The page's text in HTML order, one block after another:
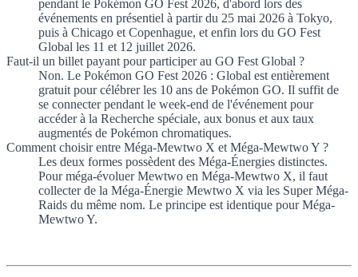
pendant le Pokémon GO Fest 2026, d'abord lors des
événements en présentiel à partir du 25 mai 2026 à Tokyo,
puis à Chicago et Copenhague, et enfin lors du GO Fest
Global les 11 et 12 juillet 2026.
Faut-il un billet payant pour participer au GO Fest Global ?
Non. Le Pokémon GO Fest 2026 : Global est entièrement
gratuit pour célébrer les 10 ans de Pokémon GO. Il suffit de
se connecter pendant le week-end de l'événement pour
accéder à la Recherche spéciale, aux bonus et aux taux
augmentés de Pokémon chromatiques.
Comment choisir entre Méga-Mewtwo X et Méga-Mewtwo Y ?
Les deux formes possèdent des Méga-Énergies distinctes.
Pour méga-évoluer Mewtwo en Méga-Mewtwo X, il faut
collecter de la Méga-Énergie Mewtwo X via les Super Méga-
Raids du même nom. Le principe est identique pour Méga-
Mewtwo Y.